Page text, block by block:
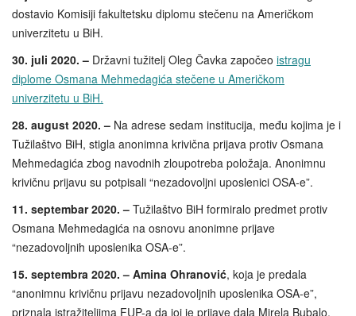
dostavio Komisiji fakultetsku diplomu stečenu na Američkom
univerzitetu u BiH.
30. juli 2020. – Državni tužitelj Oleg Čavka započeo istragu
diplome Osmana Mehmedagića stečene u Američkom
univerzitetu u BiH.
28. august 2020. – Na adrese sedam institucija, među kojima je i
Tužilaštvo BiH, stigla anonimna krivična prijava protiv Osmana
Mehmedagića zbog navodnih zloupotreba položaja. Anonimnu
krivičnu prijavu su potpisali “nezadovoljni uposlenici OSA-e”.
11. septembar 2020. – Tužilaštvo BiH formiralo predmet protiv
Osmana Mehmedagića na osnovu anonimne prijave
“nezadovoljnih uposlenika OSA-e”.
15. septembra 2020. – Amina Ohranović, koja je predala
“anonimnu krivičnu prijavu nezadovoljnih uposlenika OSA-e”,
priznala istražiteljima FUP-a da joj je prijave dala Mirela Bubalo,